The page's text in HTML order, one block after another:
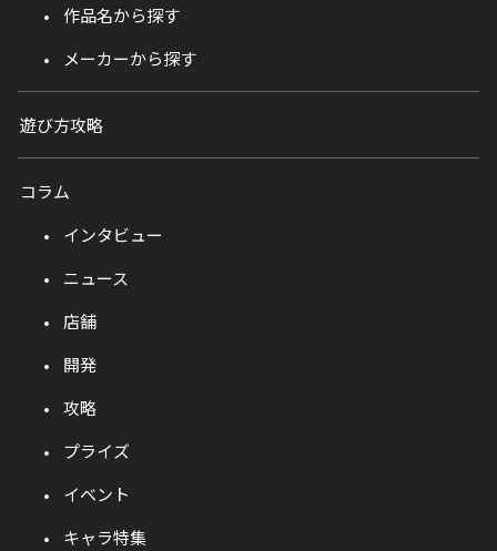
作品名から探す
メーカーから探す
遊び方攻略
コラム
インタビュー
ニュース
店舗
開発
攻略
プライズ
イベント
キャラ特集